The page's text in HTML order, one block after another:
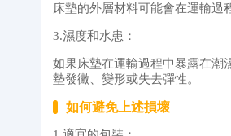
床墊的外層材料可能會在運輸過
3.濕度和水患：
如果床墊在運輸過程中暴露在潮
墊發黴、變形或失去彈性。
如何避免上述損壞